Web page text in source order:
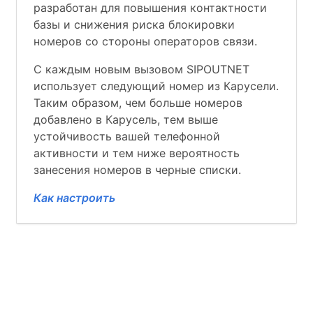
разработан для повышения контактности
базы и снижения риска блокировки
номеров со стороны операторов связи.
С каждым новым вызовом SIPOUTNET
использует следующий номер из Карусели.
Таким образом, чем больше номеров
добавлено в Карусель, тем выше
устойчивость вашей телефонной
активности и тем ниже вероятность
занесения номеров в черные списки.
Как настроить